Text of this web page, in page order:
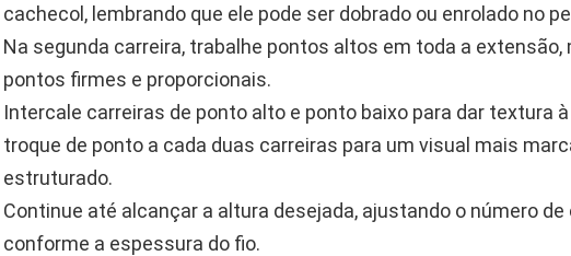
cachecol, lembrando que ele pode ser dobrado ou enrolado no
Na segunda carreira, trabalhe pontos altos em toda a extensão,
pontos firmes e proporcionais.
Intercale carreiras de ponto alto e ponto baixo para dar textura
troque de ponto a cada duas carreiras para um visual mais
estruturado.
Continue até alcançar a altura desejada, ajustando o número de
conforme a espessura do fio.